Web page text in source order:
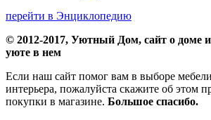
перейти в Энциклопедию
© 2012-2017, Уютный Дом, сайт о доме и
уюте в нем
Если наш сайт помог вам в выборе
интерьера, пожалуйста скажите об этом
покупки в магазине. Большое спасибо.